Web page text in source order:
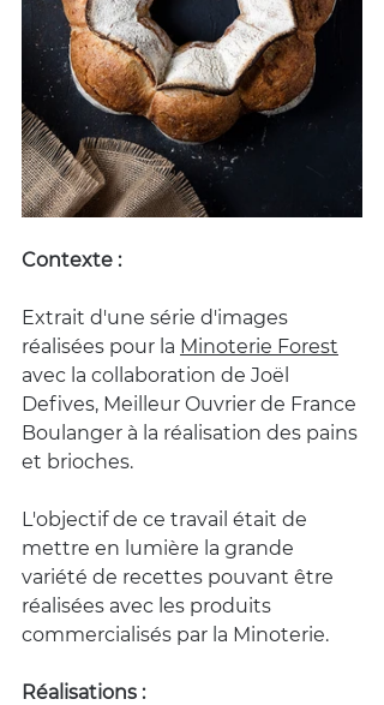
Contexte :
Extrait d'une série d'images
réalisées pour la Minoterie Forest
avec la collaboration de Joël
Defives, Meilleur Ouvrier de France
Boulanger à la réalisation des pains
et brioches.
L'objectif de ce travail était de
mettre en lumière la grande
variété de recettes pouvant être
réalisées avec les produits
commercialisés par la Minoterie.
Réalisations :